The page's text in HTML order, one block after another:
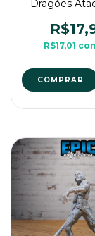
Dragões
3D Média
de
R$17,01
COMPRAR